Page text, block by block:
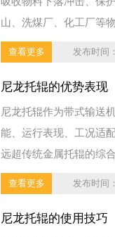
山、洗煤厂、化工厂等
查看更多 发布时间
尼龙托辊的优势表现
尼龙托辊作为带式输送
能、运行表现、工况适
远超传统金属托辊的综
查看更多 发布时间
尼龙托辊的使用技巧